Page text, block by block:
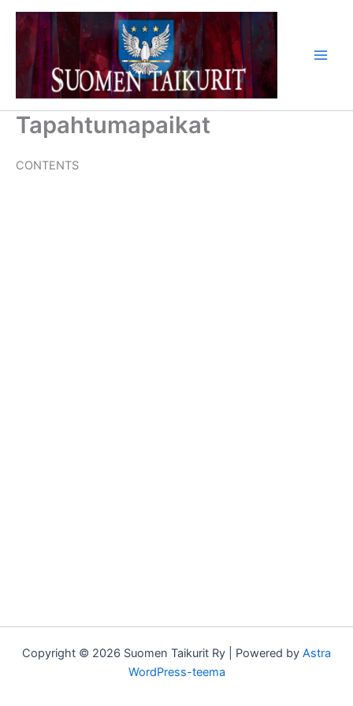
Siirry
sisältöön
Tapahtumapaikat
CONTENTS
Copyright © 2026 Suomen Taikurit Ry | Powered by Astra
WordPress-teema